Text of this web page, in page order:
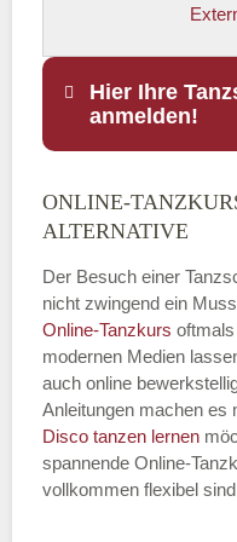
Hier Ihre
anmelden!
Name
E-Mail*
Name der
ONLINE-
ALTERNATIVE
Der Besuch einer
nicht zwingend ein
Online-Tanzkurs
modernen Medien
auch online
Anleitungen machen es
Disco tanzen lernen
spannende Online-
vollkommen flexibel